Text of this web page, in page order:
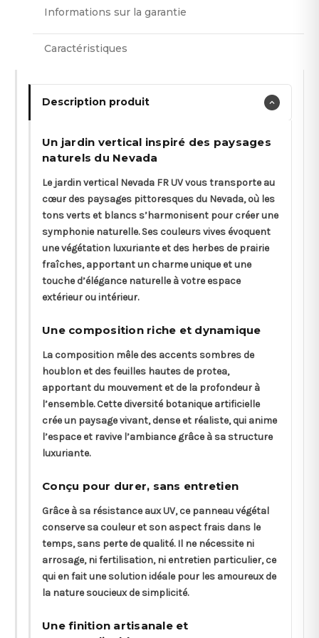
Informations sur la garantie
Caractéristiques
Description produit
Un jardin vertical inspiré des paysages
naturels du Nevada
Le jardin vertical Nevada FR UV vous transporte au
cœur des paysages pittoresques du Nevada, où les
tons verts et blancs s’harmonisent pour créer une
symphonie naturelle. Ses couleurs vives évoquent
une végétation luxuriante et des herbes de prairie
fraîches, apportant un charme unique et une
touche d’élégance naturelle à votre espace
extérieur ou intérieur.
Une composition riche et dynamique
La composition mêle des accents sombres de
houblon et des feuilles hautes de protea,
apportant du mouvement et de la profondeur à
l’ensemble. Cette diversité botanique artificielle
crée un paysage vivant, dense et réaliste, qui anime
l’espace et ravive l’ambiance grâce à sa structure
luxuriante.
Conçu pour durer, sans entretien
Grâce à sa résistance aux UV, ce panneau végétal
conserve sa couleur et son aspect frais dans le
temps, sans perte de qualité. Il ne nécessite ni
arrosage, ni fertilisation, ni entretien particulier, ce
qui en fait une solution idéale pour les amoureux de
la nature soucieux de simplicité.
Une finition artisanale et